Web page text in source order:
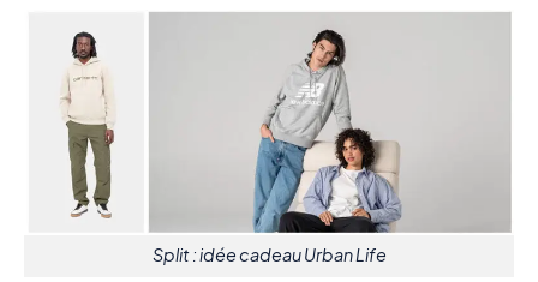
Split : idée cadeau Urban Life